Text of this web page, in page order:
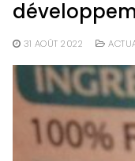
31 AOÛT 2022